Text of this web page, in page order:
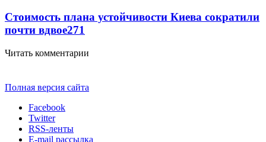
Стоимость плана устойчивости Киева сократили
почти вдвое271
Читать комментарии
Полная версия сайта
Facebook
Twitter
RSS-ленты
E-mail рассылка